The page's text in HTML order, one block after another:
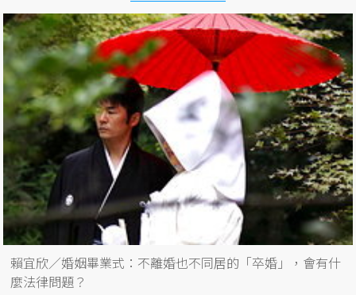
賴宜欣／婚姻畢業式：不離婚也不同居的「卒婚」，會有什
麼法律問題？